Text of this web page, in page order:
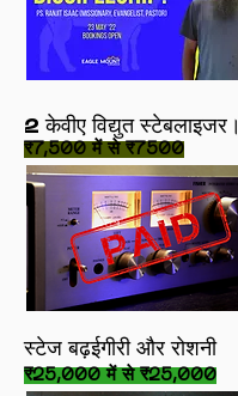
2 केवीए विद्युत स्टेबलाइजर।
₹7,500 में से ₹7500
स्टेज बढ़ईगीरी और रोशनी
₹25,000 में से ₹25,000